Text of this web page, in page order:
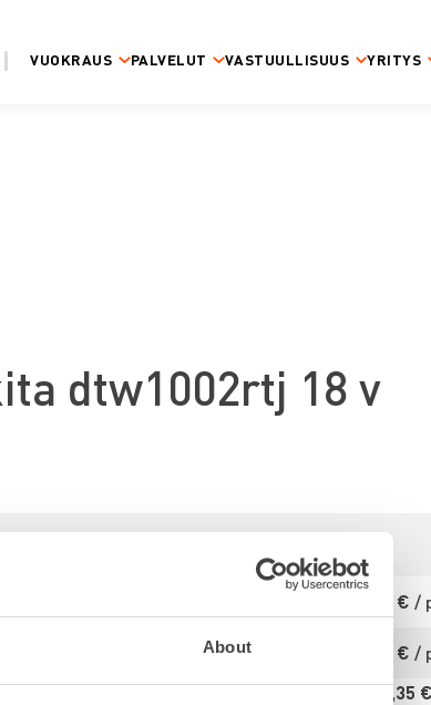
About
VUOKRAUS PALVELUT VASTUULLISUUS YRITYS
dtw1002rtj 18 v
18 V
Ensimmäinen
16,54 € /
Seuraavat pv 13,23 € /
197,35 €